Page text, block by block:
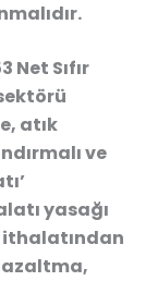
Net Sıfır
atık
ve
yasağı
azaltma,